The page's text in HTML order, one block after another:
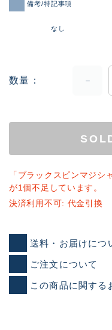
備考/特記事項
なし
数量
「ブラックスピンマジ
が1個不足しています。
決済利用不可: 代金引換
送料・お届けにつ
ご注文について
この商品に関する